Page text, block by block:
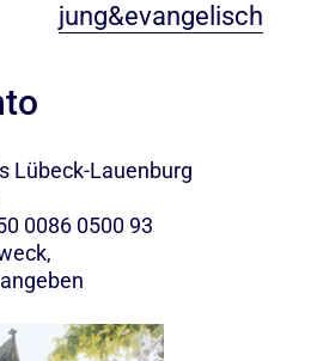
jung&evangelisch
Lübeck-Lauenburg
0086 0500 93